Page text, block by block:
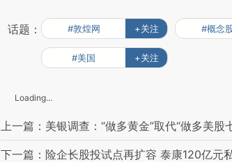
话题： #敦煌网 +关注 #概念
#美国 +关注
Loading...
上一篇：美银调查：“做多黄金”取代“做多美股
下一篇：险企长股投试点再扩容 泰康120亿元